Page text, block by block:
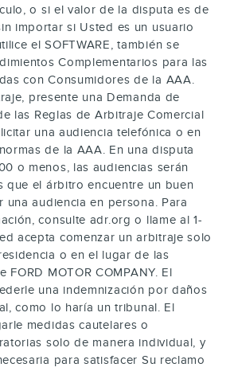
o si el valor de la disputa es de
importar si Usted es un usuario
el SOFTWARE, también se
Complementarios para las
con Consumidores de la AAA.
presente una Demanda de
las Reglas de Arbitraje Comercial
una audiencia telefónica o en
de la AAA. En una disputa
o menos, las audiencias serán
que el árbitro encuentre un buen
una audiencia en persona. Para
consulte adr.org o llame al 1-
acepta comenzar un arbitraje solo
o en el lugar de las
FORD MOTOR COMPANY. El
una indemnización por daños
como lo haría un tribunal. El
medidas cautelares o
solo de manera individual, y
para satisfacer Su reclamo